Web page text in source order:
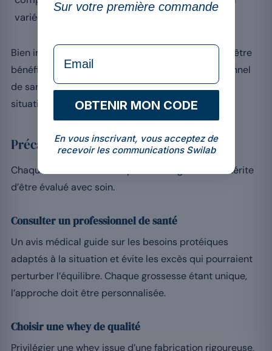
variée, pourtant essentielle.
Bien intégrée à un régime sain, la whey peut donc être
bénéfique, mais cela se discute avec un professionnel
de santé, pour évaluer son adéquation à chaque
situation.
Précautions à prendre
Chaque choix alimentaire pendant la grossesse mérite
d’être évalué avec soin.
Consulter un professionnel de santé
Un avis médical guide sur les besoins protéiques
adaptés à la situation et évite les excès qui pourraient
perturber l’équilibre. Chaque grossesse étant unique,
l’approche doit être personnalisée.
Choisir une whey de qualité
Privilégier une whey issue d’une fabrication rigoureuse,
Sur votre première commande
formulaire Email
OBTENIR MON CODE
En vous inscrivant, vous acceptez de
recevoir les communications Swilab